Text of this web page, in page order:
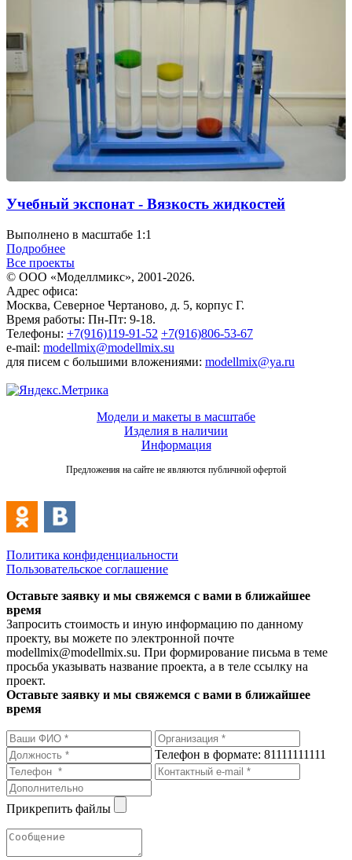
Учебный экспонат - Вязкость жидкостей
Выполнено в масштабе 1:1
Подробнее
Все проекты
© ООО «Моделлмикс», 2001-2026.
Адрес офиса:
Москва, Северное Чертаново, д. 5, корпус Г.
Время работы: Пн-Пт: 9-18.
Телефоны: +7(916)119-91-52 +7(916)806-53-67
e-mail: modellmix@modellmix.su
для писем с большими вложениями: modellmix@ya.ru
Модели и макеты в масштабе
Изделия в наличии
Информация
Предложения на сайте не являются публичной офертой
Политика конфиденциальности
Пользовательское соглашение
Оставьте заявку и мы свяжемся с вами в ближайшее
время
Запросить стоимость и иную информацию по данному
проекту, вы можете по электронной почте
modellmix@modellmix.su. При формирование письма в теме
просьба указывать название проекта, а в теле ссылку на
проект.
Оставьте заявку и мы свяжемся с вами в ближайшее
время
Телефон в формате: 81111111111
Прикрепить файлы